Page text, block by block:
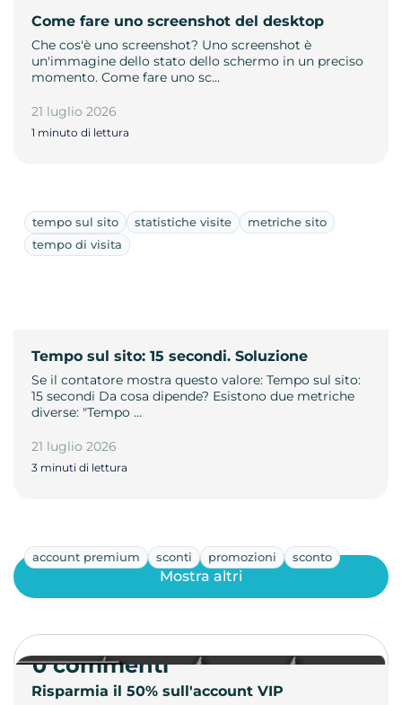
Come fare uno screenshot del desktop
Che cos'è uno screenshot? Uno screenshot è
un'immagine dello stato dello schermo in un preciso
momento. Come fare uno sc…
21 luglio 2026
1 minuto di lettura
tempo sul sito statistiche visite
metriche sito
tempo di visita
Tempo sul sito: 15 secondi. Soluzione
Se il contatore mostra questo valore: Tempo sul sito:
15 secondi Da cosa dipende? Esistono due metriche
diverse: "Tempo …
21 luglio 2026
3 minuti di lettura
account premium sconti promozioni sconto
Risparmia il 50% sull'account VIP
Mostra altri
0 commenti